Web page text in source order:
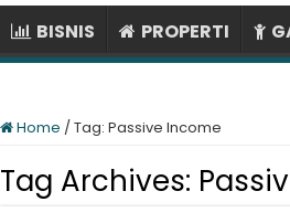
BISNIS PROPERTI
Home /Tag: Passive Income
Tag Archives: